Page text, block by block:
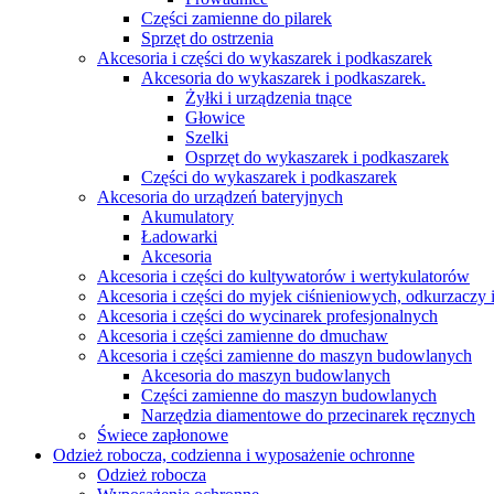
Części zamienne do pilarek
Sprzęt do ostrzenia
Akcesoria i części do wykaszarek i podkaszarek
Akcesoria do wykaszarek i podkaszarek.
Żyłki i urządzenia tnące
Głowice
Szelki
Osprzęt do wykaszarek i podkaszarek
Części do wykaszarek i podkaszarek
Akcesoria do urządzeń bateryjnych
Akumulatory
Ładowarki
Akcesoria
Akcesoria i części do kultywatorów i wertykulatorów
Akcesoria i części do myjek ciśnieniowych, odkurzaczy
Akcesoria i części do wycinarek profesjonalnych
Akcesoria i części zamienne do dmuchaw
Akcesoria i części zamienne do maszyn budowlanych
Akcesoria do maszyn budowlanych
Części zamienne do maszyn budowlanych
Narzędzia diamentowe do przecinarek ręcznych
Świece zapłonowe
Odzież robocza, codzienna i wyposażenie ochronne
Odzież robocza